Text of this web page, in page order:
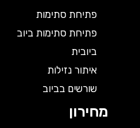
פתיחת סתימות
פתיחת סתימות ביוב
ביובית
איתור נזילות
שורשים בביוב
מחירון